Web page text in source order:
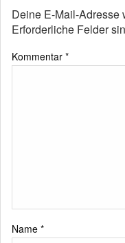
Deine E-Mail-Adresse
Erforderliche Felder
Kommentar *
Name *